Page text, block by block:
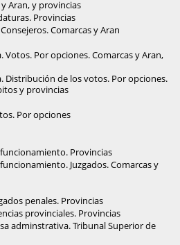
Aran, y provincias
Provincias
Comarcas y Aran
Por opciones. Comarcas y Aran,
Distribución de los votos. Por opciones.
y provincias
Por opciones
Provincias
Juzgados. Comarcas y
penales. Provincias
provinciales. Provincias
adminstrativa. Tribunal Superior de